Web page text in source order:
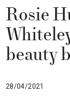
Rosie
beauty
28/04/2021